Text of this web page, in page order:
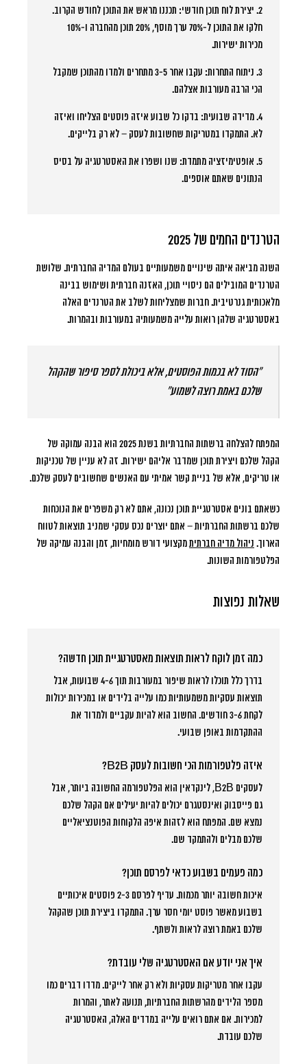
2. יצירת לוח תוכן חודשי:
תכננו מראש את התוכן לחודש הקרוב.
חלקו את התוכן ל-70% ערך מוסף, 20% תוכן מהחברה ו-10%
מכירות ישירות.
3. ניתוח התחרות:
עקבו אחר 3-5 מתחרים ולמדו מהתוכן שמקבל
הכי הרבה מעורבות אצלהם.
4. מדידה שבועית:
בדקו כל שבוע איזה פוסטים הצליחו ואיזה
לא. התמקדו במטריקות שחשובות לעסק – לא רק בלייקים.
5. אופטימיזציה מתמדת:
שנו ושפרו את האסטרטגיה על בסיס
הנתונים שאתם אוספים.
הטרנדים החמים של 2025
השנה מביאה איתה שינויים משמעותיים בעולם המדיה החברתית. שלושת
הטרנדים המובילים הם ניסויי תוכן, האזנה חברתית ושימוש בבינה
מלאכותית גנרטיבית. חברות שמצליחות לשלב את הטרנדים האלה
באסטרטגיה שלהן רואות עלייה משמעותיה במעורבות ובהמרות.
“הסוד לא בכמות הפוסטים, אלא ביכולת לספר סיפור שהקהל
שלכם באמת רוצה לשמוע”
המפתח להצלחה ברשתות החברתיות בשנת 2025 הוא הבנה עמוקה של
הקהל שלכם ויצירת תוכן שמדבר אליהם ישירות. זה לא עניין של טכניקות
או טריקים, אלא של בניית קשר אמיתי עם האנשים שחשובים לעסק שלכם.
כשאתם בונים אסטרטגיית תוכן נכונה, אתם לא רק משפרים את הנוכחות
שלכם ברשתות החברתיות – אתם יוצרים נכס עסקי שמניב תוצאות לטווח
הארוך. ניהול מדיה חברתיתמקצועי דורש מומחיות, זמן והבנה עמיקה של
הפלטפורמות השונות.
שאלות נפוצות
כמה זמן לוקח לראות תוצאות מאסטרטגיית תוכן חדשה?
בדרך כלל תוכלו לראות שיפור במעורבות תוך 4-6 שבועות, אבל
תוצאות עסקיות משמעותיות כמו עלייה בלידים או במכירות יכולות
לקחת 3-6 חודשים. החשוב הוא להיות עקביים ולמדוד את
ההתקדמות באופן שבועי.
איזה פלטפורמות הכי חשובות לעסק B2B?
לעסקים B2B, לינקדאין הוא הפלטפורמה החשובה ביותר, אבל
גם פייסבוק ואינסטגרם יכולים להיות יעילים אם הקהל שלכם
נמצא שם. המפתח הוא לזהות איפה הלקוחות הפוטנציאליים
שלכם מבלים ולהתמקד שם.
כמה פעמים בשבוע כדאי לפרסם תוכן?
איכות חשובה יותר מכמות. עדיף לפרסם 2-3 פוסטים איכותיים
בשבוע מאשר פוסט יומי חסר ערך. התמקדו ביצירת תוכן שהקהל
שלכם באמת רוצה לראות ולשתף.
איך אני יודע אם האסטרטגיה שלי עובדת?
עקבו אחר מטריקות עסקיות ולא רק אחר לייקים. מדדו דברים כמו
מספר הלידים מהרשתות החברתיות, תנועה לאתר, והמרות
למכירות. אם אתם רואים עלייה במדדים האלה, האסטרטגיה
שלכם עובדת.